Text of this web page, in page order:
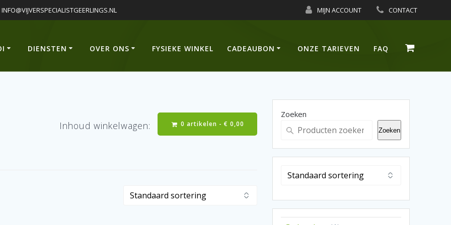
INFO@VIJVERSPECIALISTGEERLINGS.NL MIJN ACCOUNT CONTACT
DIENSTEN OVER ONS FYSIEKE WINKEL CADEAUBON ONZE TARIEVEN FAQ
Inhoud winkelwagen: 0 artikelen -€ 0,00
Zoeken
Zoeken